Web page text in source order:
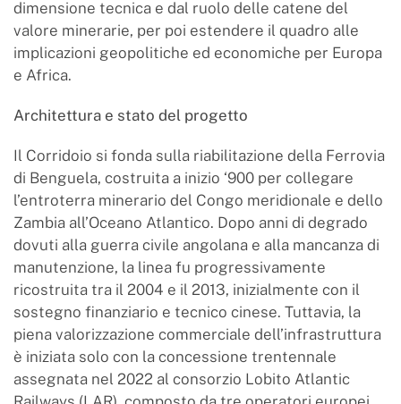
dimensione tecnica e dal ruolo delle catene del
valore minerarie, per poi estendere il quadro alle
implicazioni geopolitiche ed economiche per Europa
e Africa.
Architettura e stato del progetto
Il Corridoio si fonda sulla riabilitazione della Ferrovia
di Benguela, costruita a inizio ‘900 per collegare
l’entroterra minerario del Congo meridionale e dello
Zambia all’Oceano Atlantico. Dopo anni di degrado
dovuti alla guerra civile angolana e alla mancanza di
manutenzione, la linea fu progressivamente
ricostruita tra il 2004 e il 2013, inizialmente con il
sostegno finanziario e tecnico cinese. Tuttavia, la
piena valorizzazione commerciale dell’infrastruttura
è iniziata solo con la concessione trentennale
assegnata nel 2022 al consorzio Lobito Atlantic